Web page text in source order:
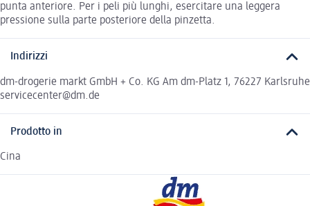
punta anteriore. Per i peli più lunghi, esercitare una leggera
pressione sulla parte posteriore della pinzetta.
Indirizzi
dm-drogerie markt GmbH + Co. KG Am dm-Platz 1, 76227 Karlsruhe
servicecenter@dm.de
Prodotto in
Cina